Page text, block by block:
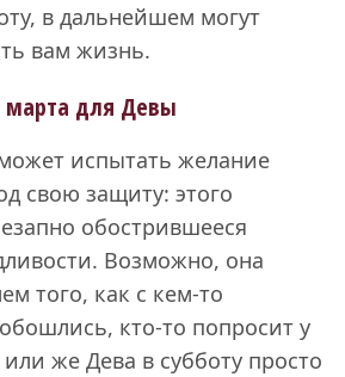
в дальнейшем могут
вам жизнь.
марта для Девы
испытать желание
свою защиту: этого
обострившееся
Возможно, она
того, как с кем-то
кто-то попросит у
же Дева в субботу просто